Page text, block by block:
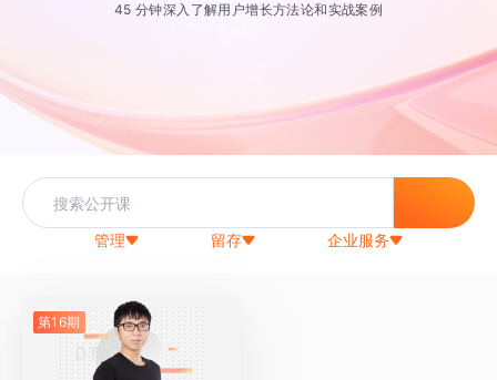
45 分钟深入了解用户增长方法论和实战案例
管理 留存 企业服务
第16期